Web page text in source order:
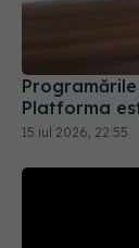
Platforma
15 iul 2026, 22:55